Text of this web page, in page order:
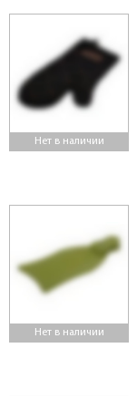
Нет в наличии
Нет в наличии